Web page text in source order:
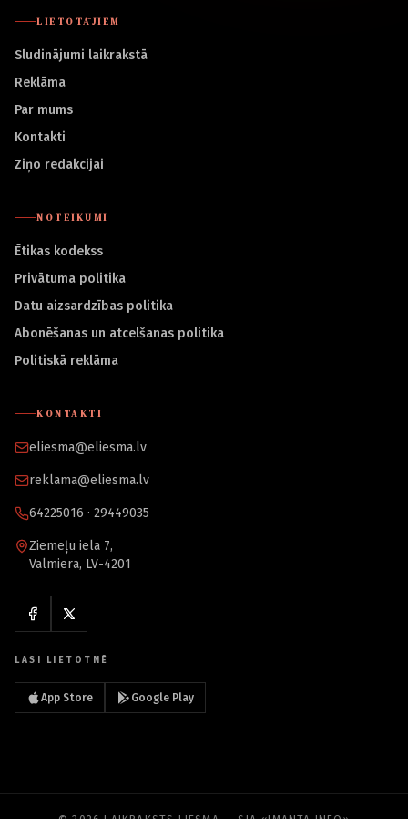
LIETOTĀJIEM
Sludinājumi laikrakstā
Reklāma
Par mums
Kontakti
Ziņo redakcijai
NOTEIKUMI
Ētikas kodekss
Privātuma politika
Datu aizsardzības politika
Abonēšanas un atcelšanas politika
Politiskā reklāma
KONTAKTI
eliesma@eliesma.lv
reklama@eliesma.lv
64225016 · 29449035
Ziemeļu iela 7,
Valmiera, LV-4201
LASI LIETOTNĒ
App Store Google Play